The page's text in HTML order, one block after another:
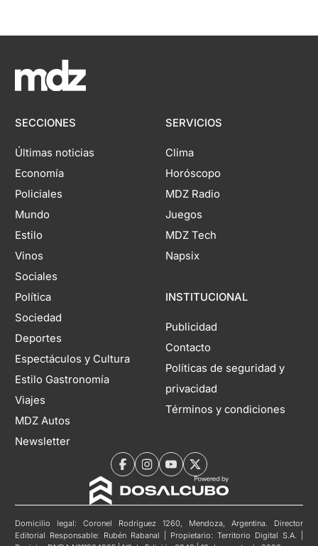
SECCIONES
Últimas noticias
Economía
Policiales
Mundo
Estilo
Vinos
Sociales
Política
Sociedad
Deportes
Espectáculos y Cultura
Estilo Gastronomía
Viajes
MDZ Autos
Newsletter
SERVICIOS
Clima
Horóscopo
MDZ Radio
Juegos
MDZ Tech
Napsix
INSTITUCIONAL
Publicidad
Contacto
Políticas de seguridad y
privacidad
Términos y condiciones
Domicilio legal: Coronel Rodríguez 1260, Mendoza, Argentina. Director
Editorial Responsable: Rubén Rabanal | Propietario: Territorio Digital S.A. |